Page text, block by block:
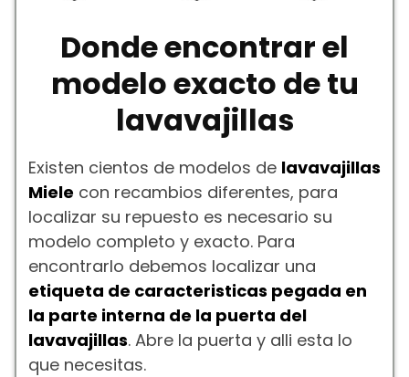
Donde encontrar el
modelo exacto de tu
lavavajillas
Existen cientos de modelos de lavavajillas
Miele con recambios diferentes, para
localizar su repuesto es necesario su
modelo completo y exacto. Para
encontrarlo debemos localizar una
etiqueta de caracteristicas pegada en
la parte interna de la puerta del
lavavajillas. Abre la puerta y alli esta lo
que necesitas.